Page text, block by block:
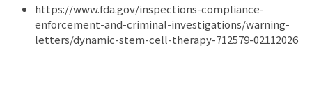
https://www.fda.gov/inspections-compliance-
enforcement-and-criminal-investigations/warning-
letters/dynamic-stem-cell-therapy-712579-02112026